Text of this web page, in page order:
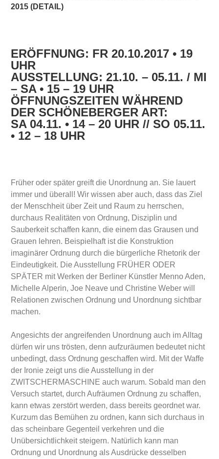
2015 (DETAIL)
ERÖFFNUNG: FR 20.10.2017 • 19
UHR
AUSSTELLUNG: 21.10. – 05.11. / MI
– SA • 15 – 19 UHR
ÖFFNUNGSZEITEN WÄHREND
DER SCHÖNEBERGER ART:
SA 04.11. • 14 – 20 UHR // SO 05.11.
• 12 – 18 UHR
Früher oder später greift die Unordnung an. Sie lauert
immer und überall! Wir wissen aber auch, dass das Ziel
der Menschheit über Zeit und Raum zu herrschen,
durchaus Realitäten von Ordnung, Disziplin und
Sauberkeit schaffen kann, die einem das Grausen und
Grauen lehren. Beispielhaft ist die Konstruktion
imaginärer Ordnung durch die bürgerliche Rhetorik der
Eindeutigkeit. Die Ausstellung FRÜHER ODER
SPÄTER mit Werken der Berliner Künstler Menno Aden,
Michelle Alperin, Joe Neave und Christine Weber will
Relationen zwischen Ordnung und Unordnung sichtbar
machen.
Angesichts der angreifenden Unordnung auch im Alltag
dürfen wir uns trösten, denn aufzuräumen bedeutet nicht
unbedingt, dass Ordnung geschaffen wird. Mit der Waffe
der Ironie zeigt uns die Ausstellung in der
ZWITSCHERMASCHINE auch warum. Sobald man den
Versuch startet, durch Aufräumen Ordnung zu schaffen,
kann etwas zerstört werden, dass bereits geordnet war.
Kurzum das Bemühen zu ordnen, kann sich durchaus in
das scheinbare Gegenteil verkehren und die
Unübersichtlichkeit steigern. Natürlich kann man
Ordnung und Unordnung als Ausdrücke desselben